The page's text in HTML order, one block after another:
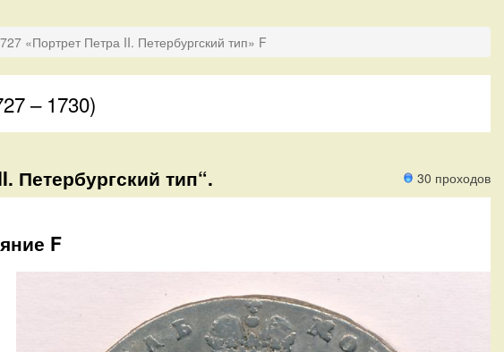
«Портрет Петра II. Петербургский тип» F
– 1730)
30 проходов
Петербургский тип“.
F